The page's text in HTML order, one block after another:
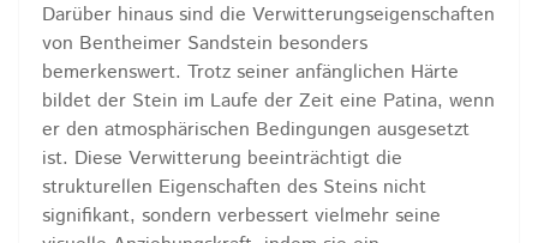
Darüber hinaus sind die Verwitterungseigenschaften
von Bentheimer Sandstein besonders
bemerkenswert. Trotz seiner anfänglichen Härte
bildet der Stein im Laufe der Zeit eine Patina, wenn
er den atmosphärischen Bedingungen ausgesetzt
ist. Diese Verwitterung beeinträchtigt die
strukturellen Eigenschaften des Steins nicht
signifikant, sondern verbessert vielmehr seine